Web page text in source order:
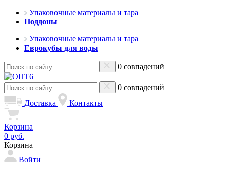
Упаковочные материалы и тара
Поддоны
Упаковочные материалы и тара
Еврокубы для воды
0 совпадений
0 совпадений
Доставка
Контакты
Корзина
0 руб.
Корзина
Войти